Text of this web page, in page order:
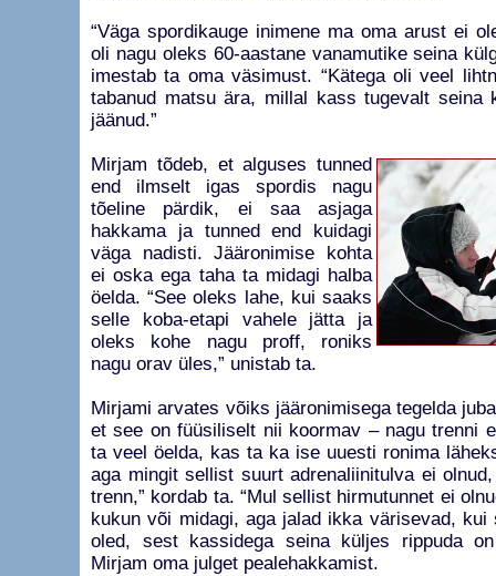
“Väga spordikauge inimene ma oma arust ei
oli nagu oleks 60-aastane vanamutike seina
imestab ta oma väsimust. “Kätega oli veel
tabanud matsu ära, millal kass tugevalt seina
jäänud.”
Mirjam tõdeb, et alguses tunned
end ilmselt igas spordis nagu
tõeline pärdik, ei saa asjaga
hakkama ja tunned end kuidagi
väga nadisti. Jääronimise kohta
ei oska ega taha ta midagi halba
öelda. “See oleks lahe, kui saaks
selle koba-etapi vahele jätta ja
oleks kohe nagu proff, roniks
nagu orav üles,” unistab ta.
Mirjami arvates võiks jääronimisega tegelda
et see on füüsiliselt nii koormav – nagu trenni
ta veel öelda, kas ta ka ise uuesti ronima
aga mingit sellist suurt adrenaliinitulva ei
trenn,” kordab ta. “Mul sellist hirmutunnet ei
kukun või midagi, aga jalad ikka värisevad, kui
oled, sest kassidega seina küljes rippuda on
Mirjam oma julget pealehakkamist.